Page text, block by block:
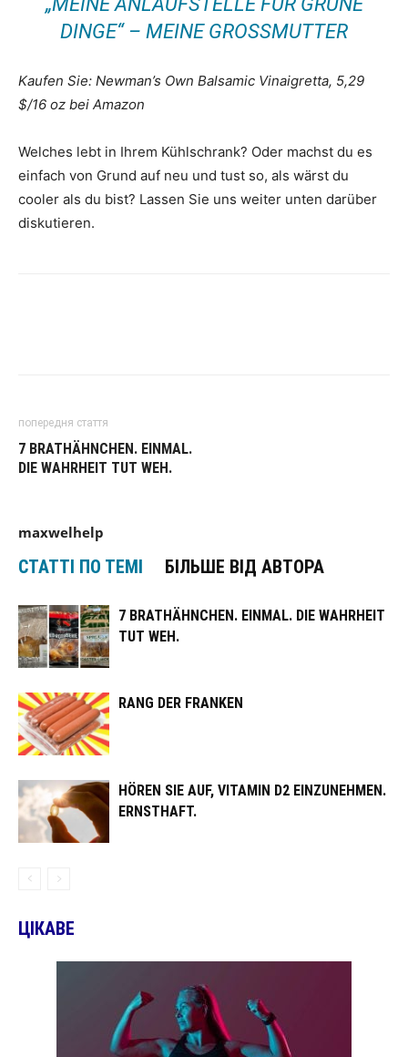
DINGE“ – MEINE GROSSMUTTER
Kaufen Sie: Newman’s Own Balsamic Vinaigretta, 5,29
$/16 oz bei Amazon
Welches lebt in Ihrem Kühlschrank? Oder machst du es
einfach von Grund auf neu und tust so, als wärst du
cooler als du bist? Lassen Sie uns weiter unten darüber
diskutieren.
попередня стаття
7 BRATHÄHNCHEN. EINMAL.
DIE WAHRHEIT TUT WEH.
maxwelhelp
СТАТТІ ПО ТЕМІ БІЛЬШЕ ВІД АВТОРА
7 BRATHÄHNCHEN. EINMAL. DIE WAHRHEIT
TUT WEH.
RANG DER FRANKEN
HÖREN SIE AUF, VITAMIN D2 EINZUNEHMEN.
ERNSTHAFT.
ЦІКАВЕ